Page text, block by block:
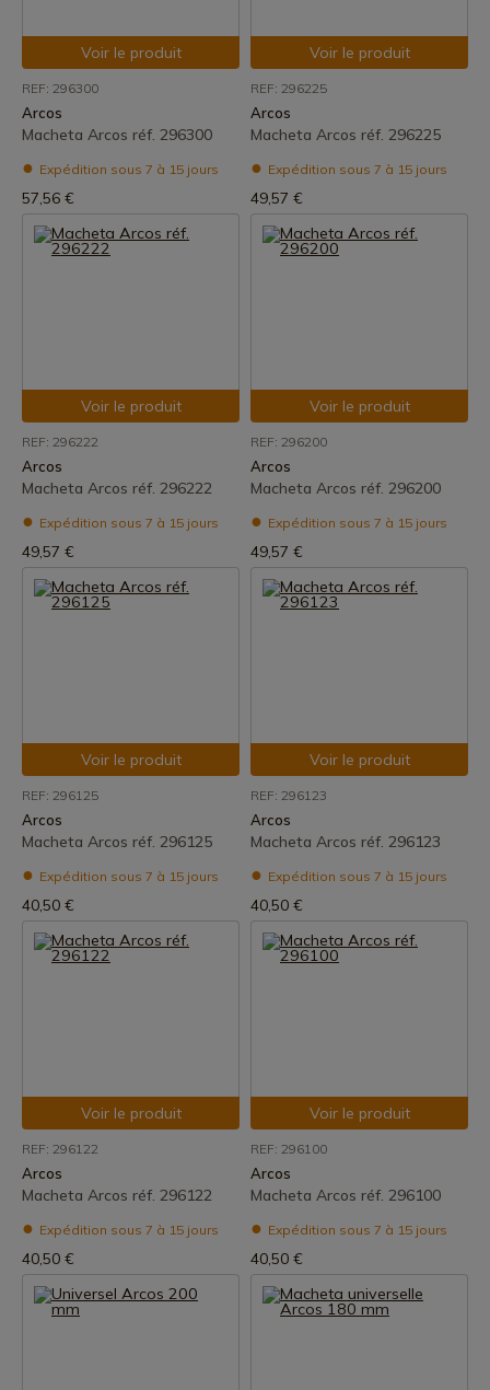
Voir le produit
REF: 296300
Arcos
Macheta Arcos réf. 296300
Expédition sous 7 à 15 jours
57,56 €
Voir le produit
REF: 296225
Arcos
Macheta Arcos réf. 296225
Expédition sous 7 à 15 jours
49,57 €
Voir le produit
REF: 296222
Arcos
Macheta Arcos réf. 296222
Expédition sous 7 à 15 jours
49,57 €
Voir le produit
REF: 296200
Arcos
Macheta Arcos réf. 296200
Expédition sous 7 à 15 jours
49,57 €
Voir le produit
REF: 296125
Arcos
Macheta Arcos réf. 296125
Expédition sous 7 à 15 jours
40,50 €
Voir le produit
REF: 296123
Arcos
Macheta Arcos réf. 296123
Expédition sous 7 à 15 jours
40,50 €
Voir le produit
REF: 296122
Arcos
Macheta Arcos réf. 296122
Expédition sous 7 à 15 jours
40,50 €
Voir le produit
REF: 296100
Arcos
Macheta Arcos réf. 296100
Expédition sous 7 à 15 jours
40,50 €